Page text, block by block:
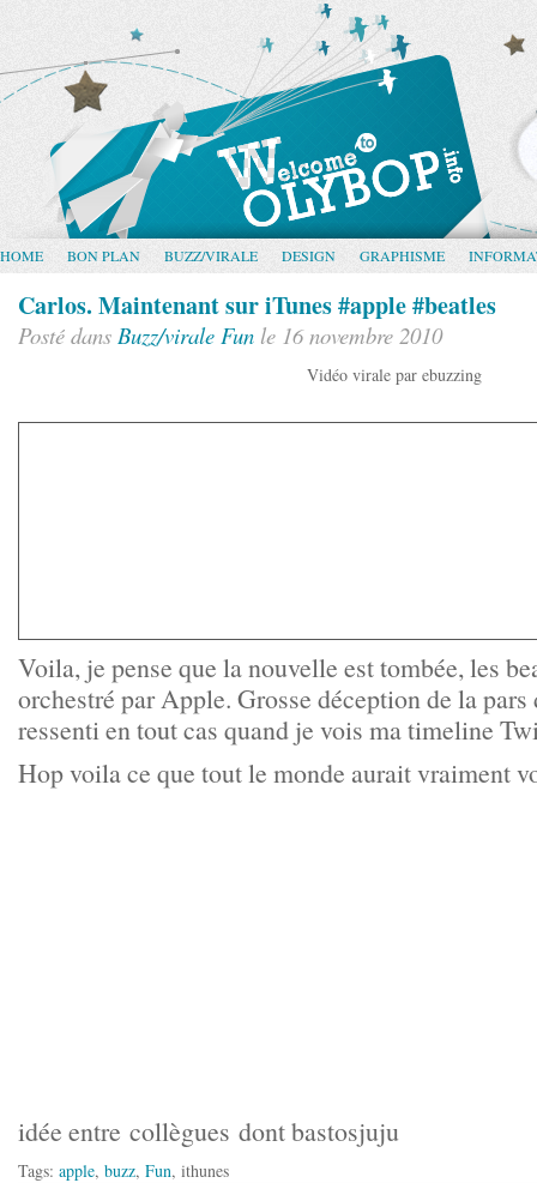
HOME BON PLAN BUZZ/VIRALE DESIGN GRAPHISME
Carlos. Maintenant sur iTunes #apple #beatles
Posté dans Buzz/virale Fun le 16 novembre 2010
Vidéo virale par ebuzzing
Voila, je pense que la nouvelle est tombée, les
orchestré par Apple. Grosse déception de la pars
ressenti en tout cas quand je vois ma timeline
Hop voila ce que tout le monde aurait vraiment
idée entre collègues dont bastosjuju
Tags: apple, buzz, Fun, ithunes